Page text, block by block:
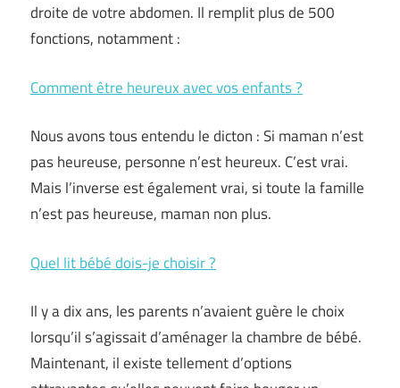
droite de votre abdomen. Il remplit plus de 500
fonctions, notamment :
Comment être heureux avec vos enfants ?
Nous avons tous entendu le dicton : Si maman n’est
pas heureuse, personne n’est heureux. C’est vrai.
Mais l’inverse est également vrai, si toute la famille
n’est pas heureuse, maman non plus.
Quel lit bébé dois-je choisir ?
Il y a dix ans, les parents n’avaient guère le choix
lorsqu’il s’agissait d’aménager la chambre de bébé.
Maintenant, il existe tellement d’options